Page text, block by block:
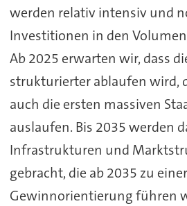
werden relativ intensiv und
Investitionen in den
Ab 2025 erwarten wir, dass
strukturierter ablaufen wird,
auch die ersten massiven
auslaufen. Bis 2035 werden
Infrastrukturen und
gebracht, die ab 2035 zu
Gewinnorientierung führen